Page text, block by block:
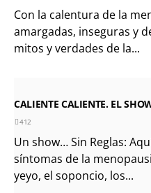
Con la calentura de la
amargadas, inseguras y
mitos y verdades de la...
CALIENTE CALIENTE. EL
412
Un show… Sin Reglas:
síntomas de la
yeyo, el soponcio, los...